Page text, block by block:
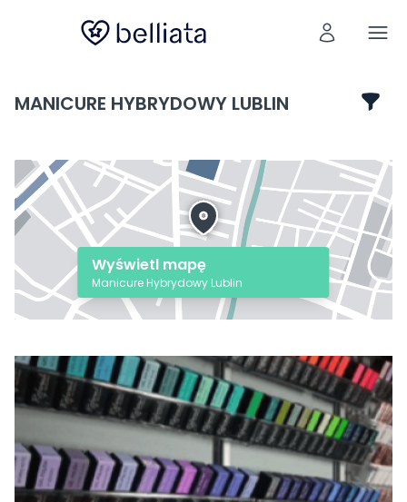
MANICURE HYBRYDOWY LUBLIN
Wyświetl mapę
Manicure Hybrydowy Lublin